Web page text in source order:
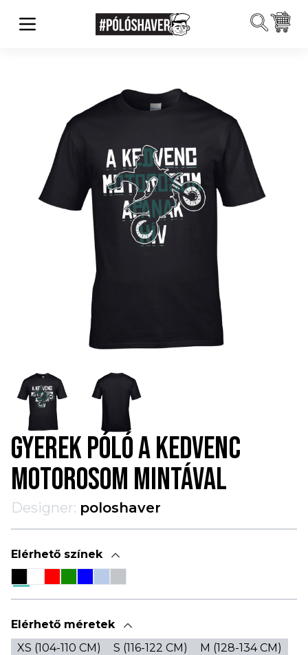
GYEREK PÓLÓ A KEDVENC
MOTOROSOM MINTÁVAL
Designer: poloshaver
Elérhető színek
Elérhető méretek
XS (104-110 CM)
S (116-122 CM)
M (128-134 CM)